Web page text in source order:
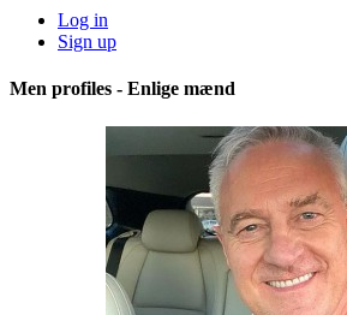
Log in
Sign up
Men profiles - Enlige mænd